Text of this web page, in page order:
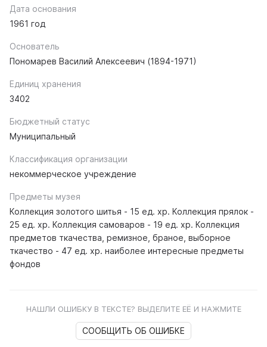
Дата основания
1961 год
Основатель
Пономарев Василий Алексеевич (1894-1971)
Единиц хранения
3402
Бюджетный статус
Муниципальный
Классификация организации
некоммерческое учреждение
Предметы музея
Коллекция золотого шитья - 15 ед. хр. Коллекция прялок -
25 ед. хр. Коллекция самоваров - 19 ед. хр. Коллекция
предметов ткачества, ремизное, браное, выборное
ткачество - 47 ед. хр. наиболее интересные предметы
фондов
НАШЛИ ОШИБКУ В ТЕКСТЕ? ВЫДЕЛИТЕ ЕЁ И НАЖМИТЕ
СООБЩИТЬ ОБ ОШИБКЕ